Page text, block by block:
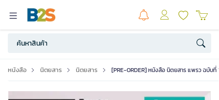
หนังสือ นิตยสาร นิตยสาร [PRE-ORDER] หนังสือ นิตยสาร แพรว ฉบับที่